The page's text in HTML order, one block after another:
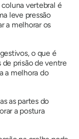
coluna vertebral é
leve pressão
a melhorar os
o que é
de prisão de ventre
a melhora do
as partes do
a postura